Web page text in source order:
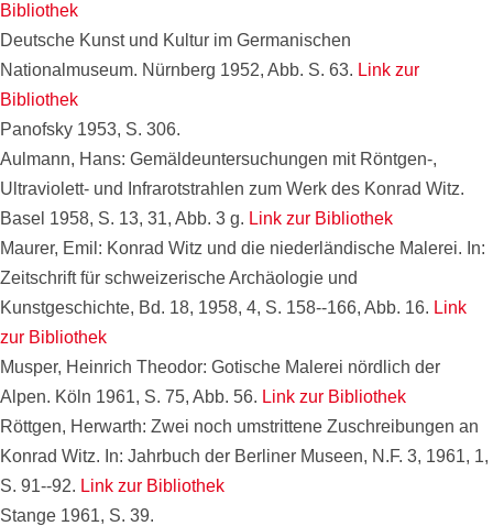
Bibliothek
Deutsche Kunst und Kultur im Germanischen
Nationalmuseum. Nürnberg 1952, Abb. S. 63. Link zur
Bibliothek
Panofsky 1953, S. 306.
Aulmann, Hans: Gemäldeuntersuchungen mit Röntgen-,
Ultraviolett- und Infrarotstrahlen zum Werk des Konrad Witz.
Basel 1958, S. 13, 31, Abb. 3 g. Link zur Bibliothek
Maurer, Emil: Konrad Witz und die niederländische Malerei. In:
Zeitschrift für schweizerische Archäologie und
Kunstgeschichte, Bd. 18, 1958, 4, S. 158--166, Abb. 16. Link
zur Bibliothek
Musper, Heinrich Theodor: Gotische Malerei nördlich der
Alpen. Köln 1961, S. 75, Abb. 56. Link zur Bibliothek
Röttgen, Herwarth: Zwei noch umstrittene Zuschreibungen an
Konrad Witz. In: Jahrbuch der Berliner Museen, N.F. 3, 1961, 1,
S. 91--92. Link zur Bibliothek
Stange 1961, S. 39.